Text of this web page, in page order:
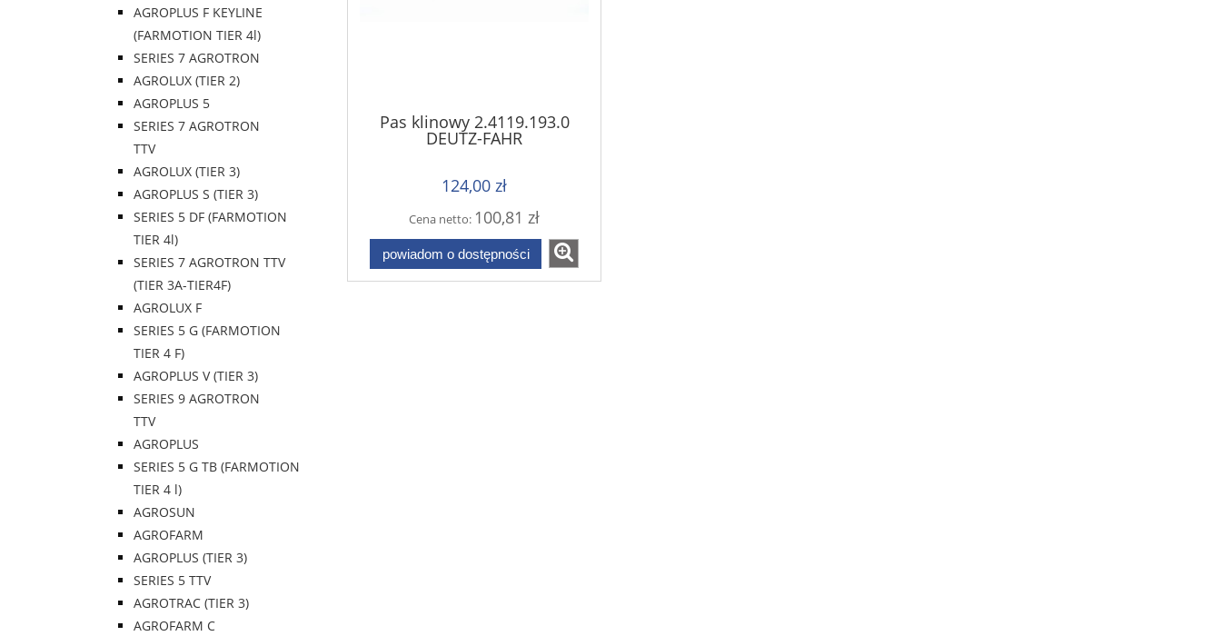
AGROPLUS F KEYLINE
(FARMOTION TIER 4l)
SERIES 7 AGROTRON
AGROLUX (TIER 2)
AGROPLUS 5
SERIES 7 AGROTRON
TTV
AGROLUX (TIER 3)
AGROPLUS S (TIER 3)
SERIES 5 DF (FARMOTION
TIER 4l)
SERIES 7 AGROTRON TTV
(TIER 3A-TIER4F)
AGROLUX F
SERIES 5 G (FARMOTION
TIER 4 F)
AGROPLUS V (TIER 3)
SERIES 9 AGROTRON
TTV
AGROPLUS
SERIES 5 G TB (FARMOTION
TIER 4 l)
AGROSUN
AGROFARM
AGROPLUS (TIER 3)
SERIES 5 TTV
AGROTRAC (TIER 3)
AGROFARM C
Pas klinowy 2.4119.193.0
DEUTZ-FAHR
124,00 zł
Cena netto: 100,81 zł
powiadom o dostępności